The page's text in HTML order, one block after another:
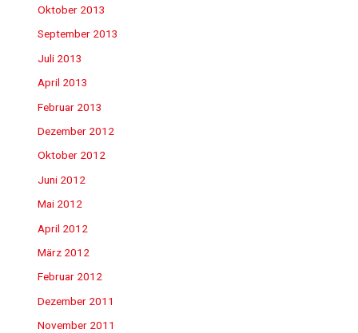
Oktober 2013
September 2013
Juli 2013
April 2013
Februar 2013
Dezember 2012
Oktober 2012
Juni 2012
Mai 2012
April 2012
März 2012
Februar 2012
Dezember 2011
November 2011